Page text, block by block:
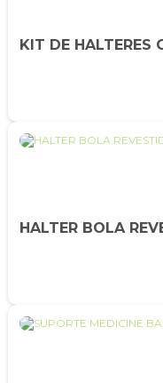
KIT DE HALTERES
HALTER BOLA